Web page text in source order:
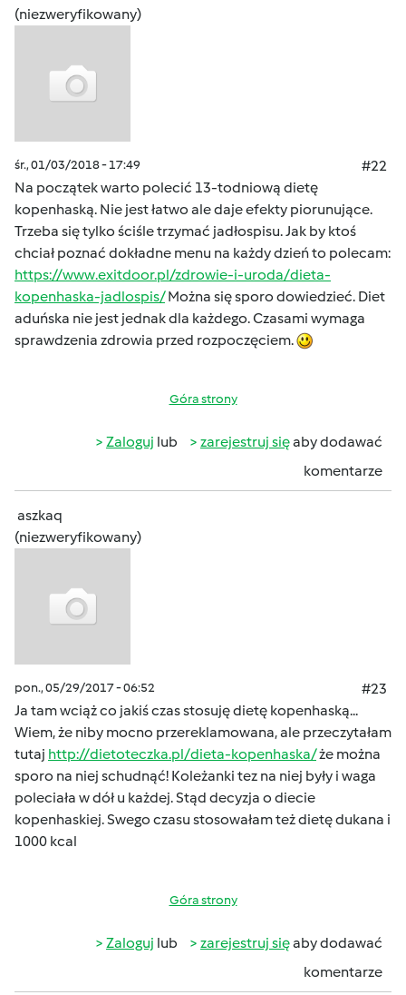
(niezweryfikowany)
śr., 01/03/2018 - 17:49
#22
Na początek warto polecić 13-todniową dietę
kopenhaską. Nie jest łatwo ale daje efekty piorunujące.
Trzeba się tylko ściśle trzymać jadłospisu. Jak by ktoś
chciał poznać dokładne menu na każdy dzień to polecam:
https://www.exitdoor.pl/zdrowie-i-uroda/dieta-
kopenhaska-jadlospis/Można się sporo dowiedzieć. Diet
aduńska nie jest jednak dla każdego. Czasami wymaga
sprawdzenia zdrowia przed rozpoczęciem.
Góra strony
Zaloguj lub zarejestruj sięaby dodawać
komentarze
aszkaq
(niezweryfikowany)
pon., 05/29/2017 - 06:52
#23
Ja tam wciąż co jakiś czas stosuję dietę kopenhaską...
Wiem, że niby mocno przereklamowana, ale przeczytałam
tutaj http://dietoteczka.pl/dieta-kopenhaska/że można
sporo na niej schudnąć! Koleżanki tez na niej były i waga
poleciała w dół u każdej. Stąd decyzja o diecie
kopenhaskiej. Swego czasu stosowałam też dietę dukana i
1000 kcal
Góra strony
Zaloguj lub zarejestruj sięaby dodawać
komentarze